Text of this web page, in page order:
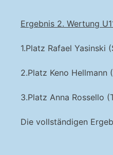
Ergebnis 2. Wertung
1.Platz Rafael Yasinski
2.Platz Keno Hellmann
3.Platz Anna Rossello
Die vollständigen